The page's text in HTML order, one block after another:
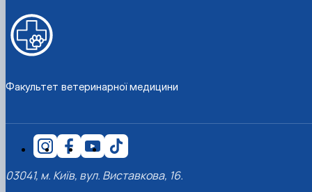
Факультет ветеринарної медицини
03041, м. Київ, вул. Виставкова, 16.